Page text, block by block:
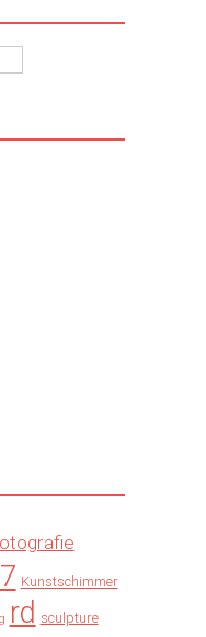
Kunstschimmer
rd sculpture